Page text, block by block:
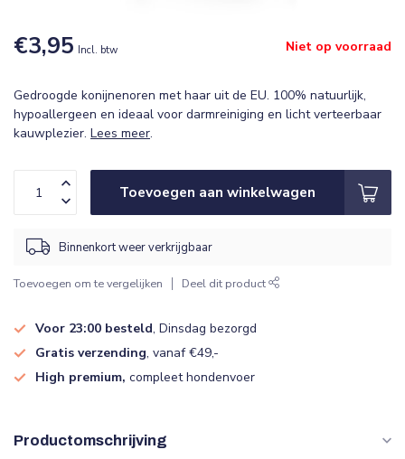
€3,95 Incl. btw Niet op voorraad
Gedroogde konijnenoren met haar uit de EU. 100% natuurlijk,
hypoallergeen en ideaal voor darmreiniging en licht verteerbaar
kauwplezier. Lees meer.
Toevoegen aan winkelwagen
Binnenkort weer verkrijgbaar
Toevoegen om te vergelijken Deel dit product
Voor 23:00 besteld, Dinsdag bezorgd
Gratis verzending, vanaf €49,-
High premium, compleet hondenvoer
Productomschrijving